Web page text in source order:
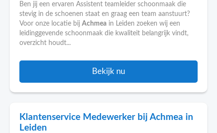
Ben jij een ervaren Assistent teamleider schoonmaak die
stevig in de schoenen staat en graag een team aanstuurt?
Voor onze locatie bij Achmea in Leiden zoeken wij een
leidinggevende schoonmaak die kwaliteit belangrijk vindt,
overzicht houdt...
Bekijk nu
Klantenservice Medewerker bij Achmea in
Leiden